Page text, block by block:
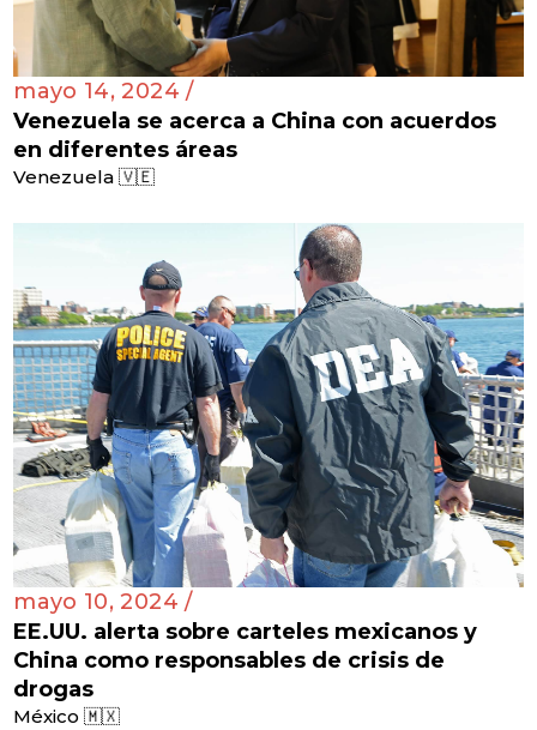
mayo 14, 2024 /
Venezuela se acerca a China con acuerdos
en diferentes áreas
Venezuela 🇻🇪
mayo 10, 2024 /
EE.UU. alerta sobre carteles mexicanos y
China como responsables de crisis de
drogas
México 🇲🇽